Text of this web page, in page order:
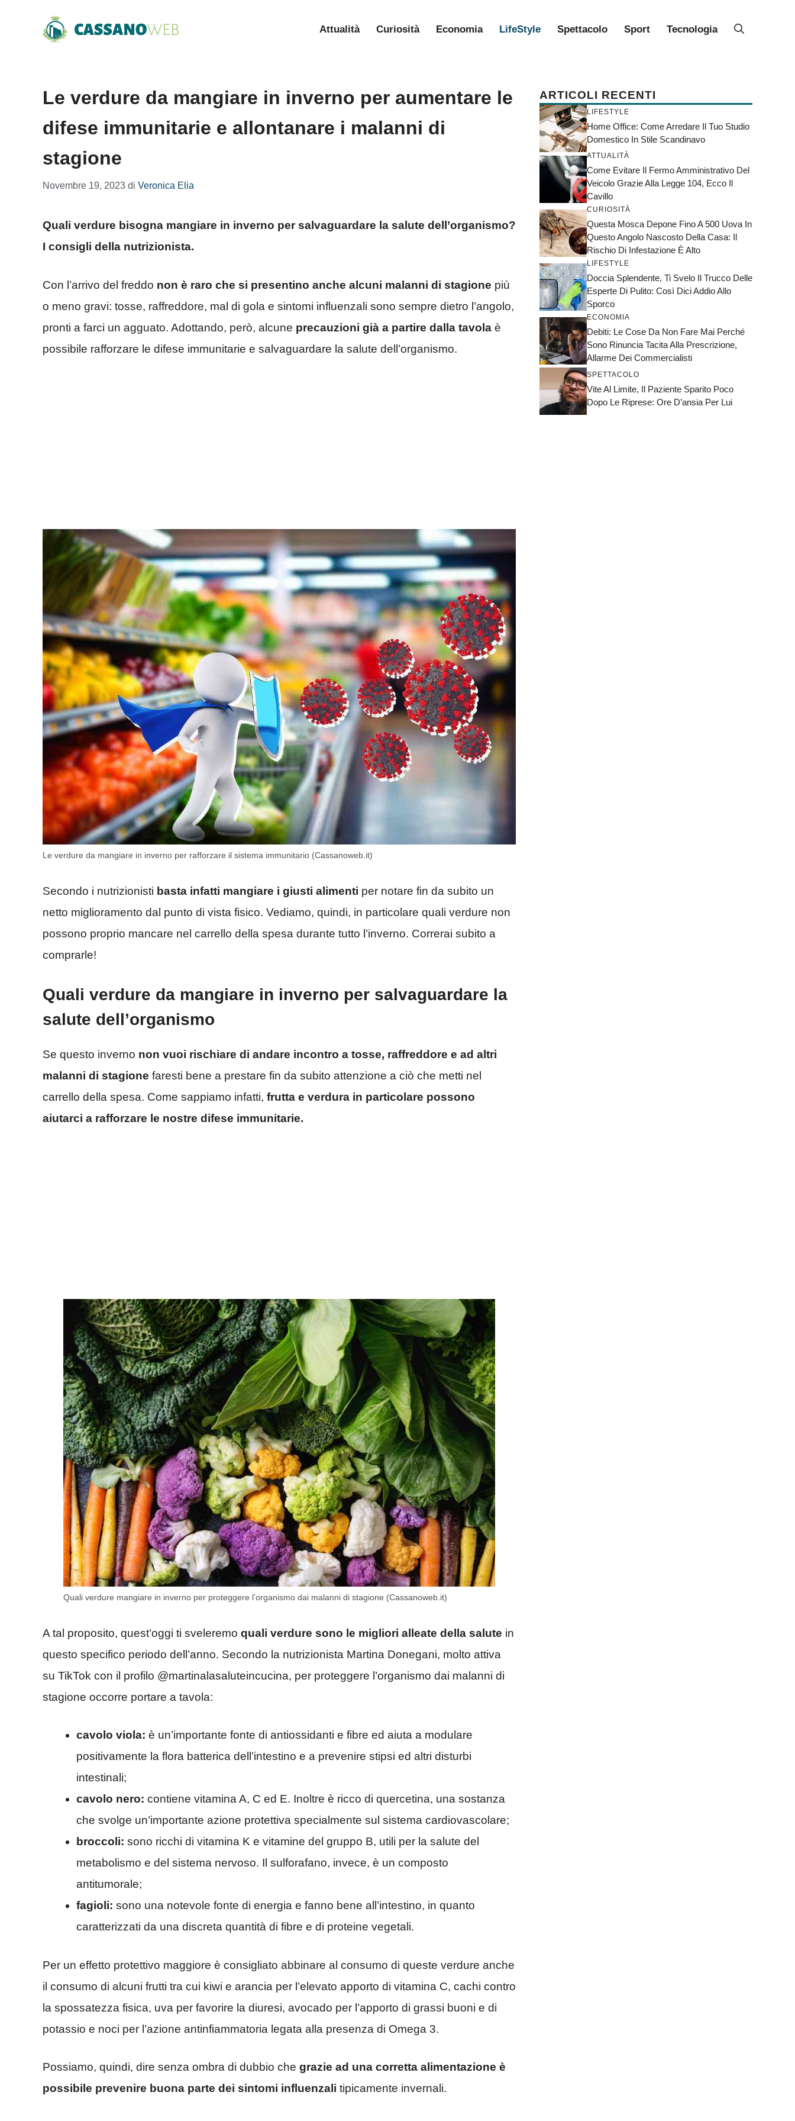
Attualità Curiosità Economia LifeStyle Spettacolo Sport Tecnologia
Le verdure da mangiare in inverno per aumentare le
difese immunitarie e allontanare i malanni di
stagione
Novembre 19, 2023 di Veronica Elia
Quali verdure bisogna mangiare in inverno per salvaguardare la salute dell’organismo?
I consigli della nutrizionista.
Con l’arrivo del freddo non è raro che si presentino anche alcuni malanni di stagione più
o meno gravi: tosse, raffreddore, mal di gola e sintomi influenzali sono sempre dietro l’angolo,
pronti a farci un agguato. Adottando, però, alcune precauzioni già a partire dalla tavola è
possibile rafforzare le difese immunitarie e salvaguardare la salute dell’organismo.
Le verdure da mangiare in inverno per rafforzare il sistema immunitario (Cassanoweb.it)
Secondo i nutrizionisti basta infatti mangiare i giusti alimenti per notare fin da subito un
netto miglioramento dal punto di vista fisico. Vediamo, quindi, in particolare quali verdure non
possono proprio mancare nel carrello della spesa durante tutto l’inverno. Correrai subito a
comprarle!
Quali verdure da mangiare in inverno per salvaguardare la
salute dell’organismo
Se questo inverno non vuoi rischiare di andare incontro a tosse, raffreddore e ad altri
malanni di stagione faresti bene a prestare fin da subito attenzione a ciò che metti nel
carrello della spesa. Come sappiamo infatti, frutta e verdura in particolare possono
aiutarci a rafforzare le nostre difese immunitarie.
Quali verdure mangiare in inverno per proteggere l’organismo dai malanni di stagione (Cassanoweb.it)
A tal proposito, quest’oggi ti sveleremo quali verdure sono le migliori alleate della salute in
questo specifico periodo dell’anno. Secondo la nutrizionista Martina Donegani, molto attiva
su TikTok con il profilo @martinalasaluteincucina, per proteggere l’organismo dai malanni di
stagione occorre portare a tavola:
cavolo viola: è un’importante fonte di antiossidanti e fibre ed aiuta a modulare
positivamente la flora batterica dell’intestino e a prevenire stipsi ed altri disturbi
intestinali;
cavolo nero: contiene vitamina A, C ed E. Inoltre è ricco di quercetina, una sostanza
che svolge un’importante azione protettiva specialmente sul sistema cardiovascolare;
broccoli: sono ricchi di vitamina K e vitamine del gruppo B, utili per la salute del
metabolismo e del sistema nervoso. Il sulforafano, invece, è un composto
antitumorale;
fagioli: sono una notevole fonte di energia e fanno bene all’intestino, in quanto
caratterizzati da una discreta quantità di fibre e di proteine vegetali.
Per un effetto protettivo maggiore è consigliato abbinare al consumo di queste verdure anche
il consumo di alcuni frutti tra cui kiwi e arancia per l’elevato apporto di vitamina C, cachi contro
la spossatezza fisica, uva per favorire la diuresi, avocado per l’apporto di grassi buoni e di
potassio e noci per l’azione antinfiammatoria legata alla presenza di Omega 3.
Possiamo, quindi, dire senza ombra di dubbio che grazie ad una corretta alimentazione è
possibile prevenire buona parte dei sintomi influenzali tipicamente invernali.
ARTICOLI RECENTI
LIFESTYLE
Home Office: Come Arredare Il Tuo Studio
Domestico In Stile Scandinavo
ATTUALITÀ
Come Evitare Il Fermo Amministrativo Del
Veicolo Grazie Alla Legge 104, Ecco Il
Cavillo
CURIOSITÀ
Questa Mosca Depone Fino A 500 Uova In
Questo Angolo Nascosto Della Casa: Il
Rischio Di Infestazione È Alto
LIFESTYLE
Doccia Splendente, Ti Svelo Il Trucco Delle
Esperte Di Pulito: Così Dici Addio Allo
Sporco
ECONOMIA
Debiti: Le Cose Da Non Fare Mai Perché
Sono Rinuncia Tacita Alla Prescrizione,
Allarme Dei Commercialisti
SPETTACOLO
Vite Al Limite, Il Paziente Sparito Poco
Dopo Le Riprese: Ore D’ansia Per Lui